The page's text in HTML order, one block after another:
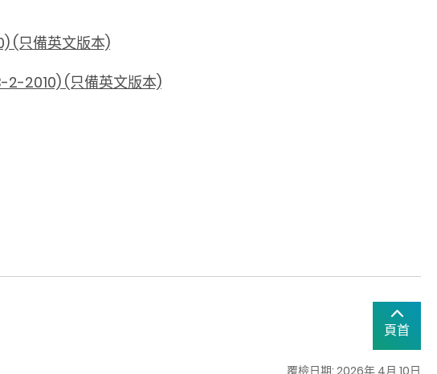
只備英文版本)
2010) (只備英文版本)
頁首
覆檢日期: 2026年 4月 10日